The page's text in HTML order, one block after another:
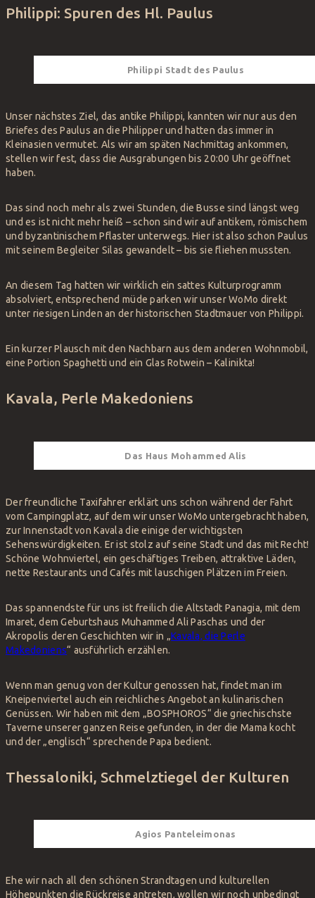
Philippi: Spuren des Hl. Paulus
Philippi Stadt des Paulus
Unser nächstes Ziel, das antike Philippi, kannten wir nur aus den
Briefes des Paulus an die Philipper und hatten das immer in
Kleinasien vermutet. Als wir am späten Nachmittag ankommen,
stellen wir fest, dass die Ausgrabungen bis 20:00 Uhr geöffnet
haben.
Das sind noch mehr als zwei Stunden, die Busse sind längst weg
und es ist nicht mehr heiß – schon sind wir auf antikem, römischem
und byzantinischem Pflaster unterwegs. Hier ist also schon Paulus
mit seinem Begleiter Silas gewandelt – bis sie fliehen mussten.
An diesem Tag hatten wir wirklich ein sattes Kulturprogramm
absolviert, entsprechend müde parken wir unser WoMo direkt
unter riesigen Linden an der historischen Stadtmauer von Philippi.
Ein kurzer Plausch mit den Nachbarn aus dem anderen Wohnmobil,
eine Portion Spaghetti und ein Glas Rotwein – Kalinikta!
Kavala, Perle Makedoniens
Das Haus Mohammed Alis
Der freundliche Taxifahrer erklärt uns schon während der Fahrt
vom Campingplatz, auf dem wir unser WoMo untergebracht haben,
zur Innenstadt von Kavala die einige der wichtigsten
Sehenswürdigkeiten. Er ist stolz auf seine Stadt und das mit Recht!
Schöne Wohnviertel, ein geschäftiges Treiben, attraktive Läden,
nette Restaurants und Cafés mit lauschigen Plätzen im Freien.
Das spannendste für uns ist freilich die Altstadt Panagia, mit dem
Imaret, dem Geburtshaus Muhammed Ali Paschas und der
Akropolis deren Geschichten wir in „Kavala, die Perle
Makedoniens“ ausführlich erzählen.
Wenn man genug von der Kultur genossen hat, findet man im
Kneipenviertel auch ein reichliches Angebot an kulinarischen
Genüssen. Wir haben mit dem „BOSPHOROS“ die griechischste
Taverne unserer ganzen Reise gefunden, in der die Mama kocht
und der „englisch“ sprechende Papa bedient.
Thessaloniki, Schmelztiegel der Kulturen
Agios Panteleimonas
Ehe wir nach all den schönen Strandtagen und kulturellen
Höhepunkten die Rückreise antreten, wollen wir noch unbedingt